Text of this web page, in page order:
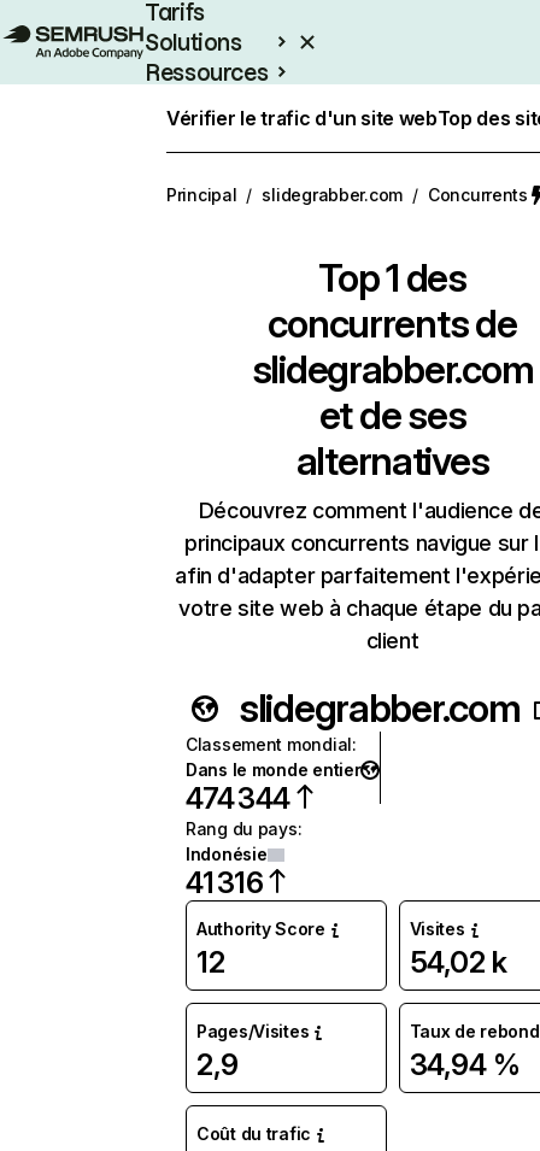
Tarifs
Solutions
Ressources
Vérifier le trafic d'un site webTop des
Principal / slidegrabber.com / Concurrents
Top 1 des
concurrents de
slidegrabber.com
et de ses
alternatives
Découvrez comment l'audience
principaux concurrents navigue sur
afin d'adapter parfaitement
votre site web à chaque étape du
client
slidegrabber.com
Classement mondial:
Dans le monde entier
474 344
Rang du pays:
Indonésie
41 316
Authority Score
12
Visites
54,02 k
Pages/Visites
2,9
Taux de rebond
34,94 %
Coût du trafic